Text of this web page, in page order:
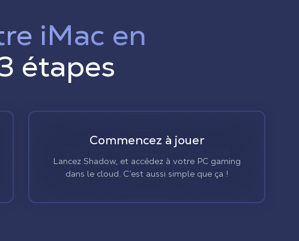
iMac en
étapes
Commencez à jouer
Lancez Shadow, et accédez à votre PC gaming
dans le cloud. C’est aussi simple que ça !